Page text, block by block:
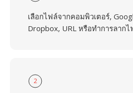
เลือกไฟล์จากคอมพิวเตอร์,
Dropbox, URL หรือทำการลาก
2